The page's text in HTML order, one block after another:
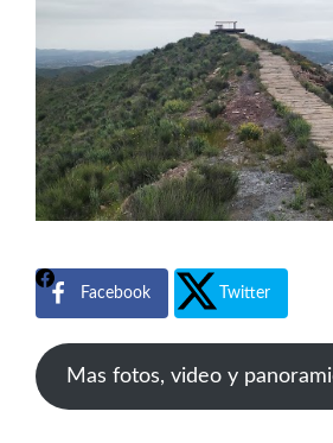
Facebook Twitter
Mas fotos, video y